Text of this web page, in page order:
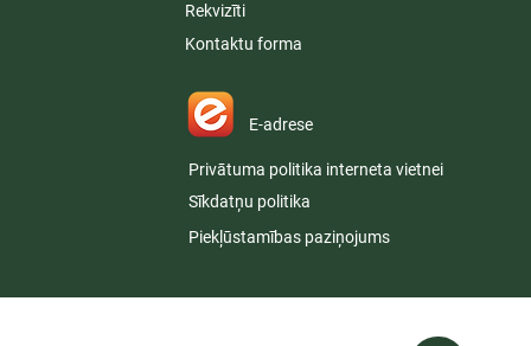
Rekvizīti
Kontaktu forma
E-adrese
Privātuma politika interneta vietnei
Sīkdatņu politika
Piekļūstamības paziņojums